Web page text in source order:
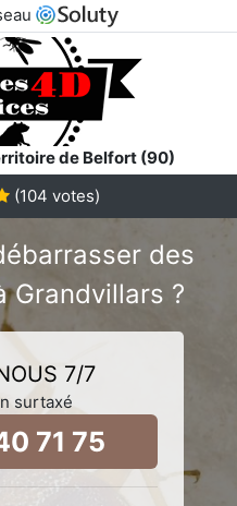
de Belfort (90)
(104 votes)
des
Grandvillars ?
7/7
surtaxé
71 75